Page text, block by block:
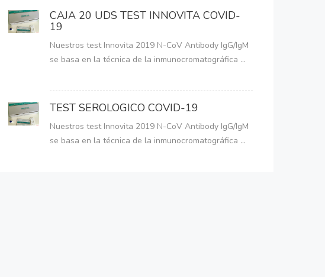
CAJA 20 UDS TEST INNOVITA COVID-
19
Nuestros test Innovita 2019 N-CoV Antibody IgG/IgM
se basa en la técnica de la inmunocromatográfica ...
TEST SEROLOGICO COVID-19
Nuestros test Innovita 2019 N-CoV Antibody IgG/IgM
se basa en la técnica de la inmunocromatográfica ...